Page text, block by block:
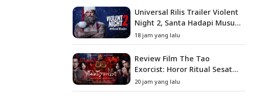
Universal Rilis Trailer Violent
Night 2, Santa Hadapi Musuh
Baru
18 jam yang lalu
Review Film The Tao
Exorcist: Horor Ritual Sesat
Taiwan yang Penuh Misteri
dan Teror Psikologis
20 jam yang lalu